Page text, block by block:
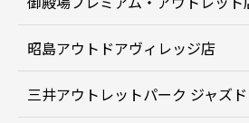
昭島アウトドアヴィレッジ店
三井アウトレットパーク ジャズ